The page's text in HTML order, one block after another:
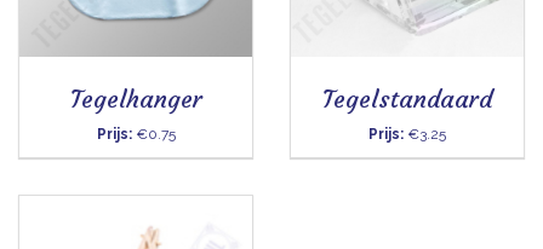
Tegelhanger
Prijs:€0.75
Tegelstandaard
Prijs: €3.25